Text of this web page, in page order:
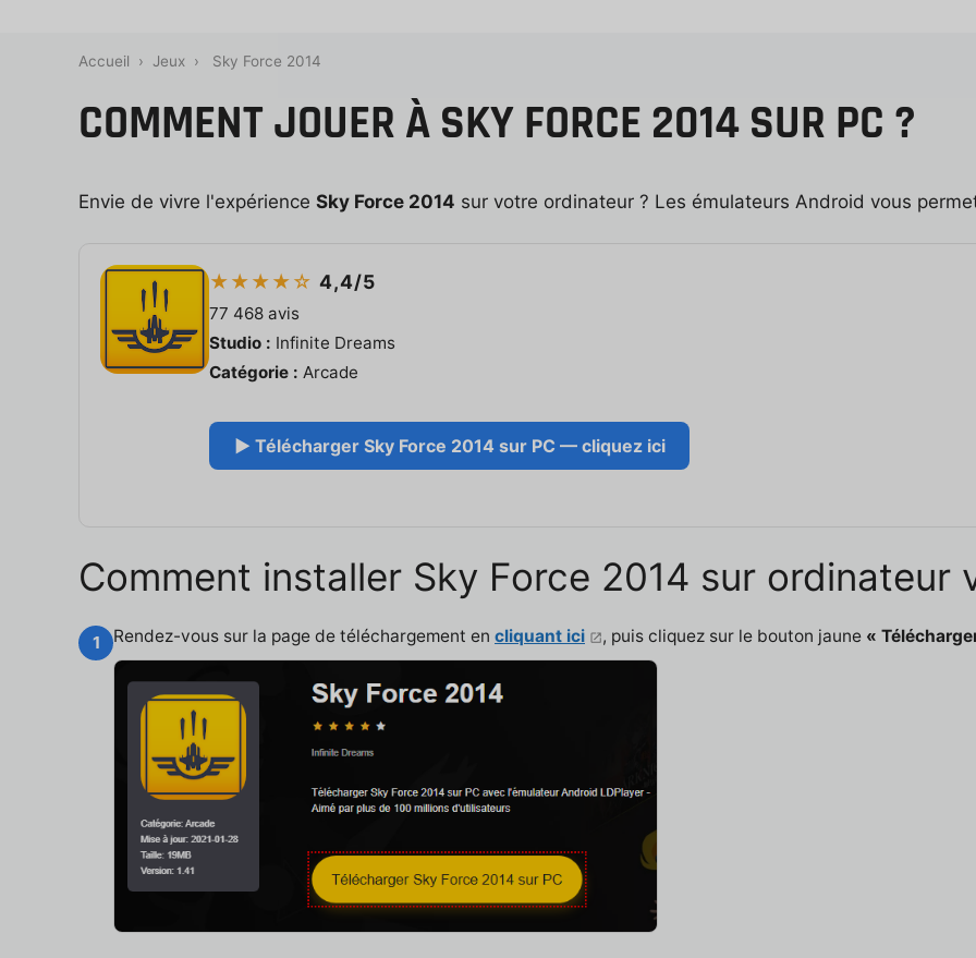
Accueil › Jeux › Sky Force 2014
COMMENT JOUER À SKY FORCE 2014 SUR PC ?
Envie de vivre l'expérience Sky Force 2014 sur votre ordinateur ? Les émulateurs Android vous
★★★★☆4,4/5
77 468 avis
Studio : Infinite Dreams
Catégorie : Arcade
▶ Télécharger Sky Force 2014 sur PC — cliquez ici
Comment installer Sky Force 2014 sur ordinateur
1 Rendez-vous sur la page de téléchargement en cliquant ici , puis cliquez sur le bouton jaune «